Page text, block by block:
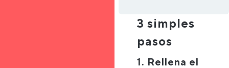
3 simples
pasos
1. Rellena el